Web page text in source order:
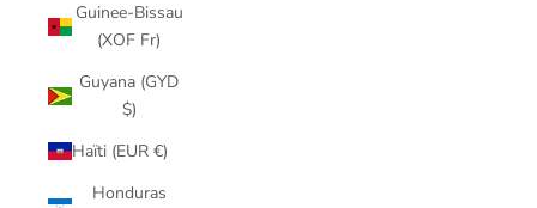
Guinee-Bissau
(XOF Fr)
Guyana (GYD
$)
Haïti (EUR €)
Honduras